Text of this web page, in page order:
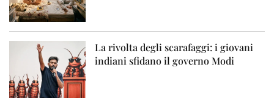
La rivolta degli scarafaggi: i giovani
indiani sfidano il governo Modi